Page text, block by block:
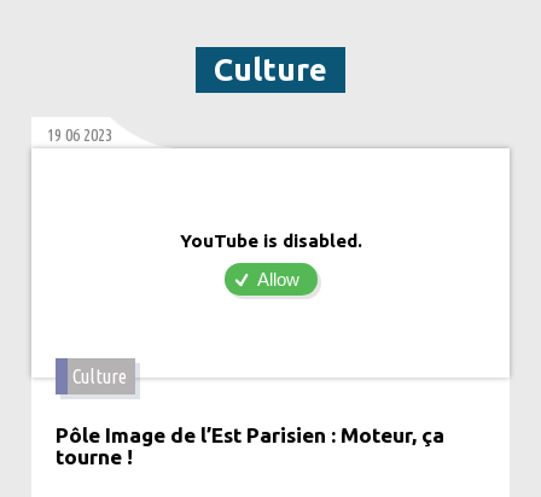
Culture
19 06 2023
YouTube is disabled.
Allow
Culture
Pôle Image de l’Est Parisien : Moteur, ça
tourne !